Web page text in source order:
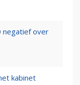
negatief over
kabinet